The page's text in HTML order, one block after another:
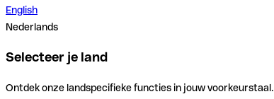
English
Nederlands
Selecteer je land
Ontdek onze landspecifieke functies in jouw voorkeurstaal.